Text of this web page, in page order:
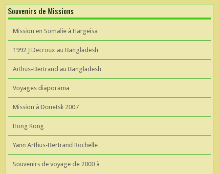
Souvenirs de Missions
Mission en Somalie à Hargeisa
1992 J Decroux au Bangladesh
Arthus-Bertrand au Bangladesh
Voyages diaporama
Mission à Donetsk 2007
Hong Kong
Yann Arthus-Bertrand Rochelle
Souvenirs de voyage de 2000 à